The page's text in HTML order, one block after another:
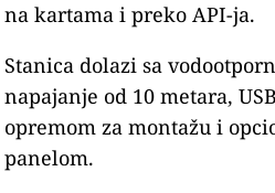
na kartama i preko API-ja.
Stanica dolazi sa
napajanje od 10 metara,
opremom za montažu i
panelom.